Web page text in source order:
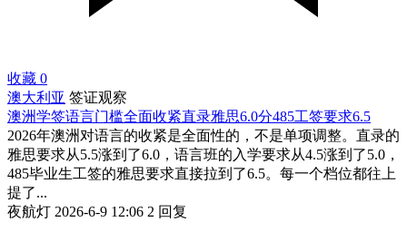
收藏 0
澳大利亚 签证观察
澳洲学签语言门槛全面收紧直录雅思6.0分485工签要求6.5
2026年澳洲对语言的收紧是全面性的，不是单项调整。直录的
雅思要求从5.5涨到了6.0，语言班的入学要求从4.5涨到了5.0，
485毕业生工签的雅思要求直接拉到了6.5。每一个档位都往上
提了...
夜航灯 2026-6-9 12:06 2 回复